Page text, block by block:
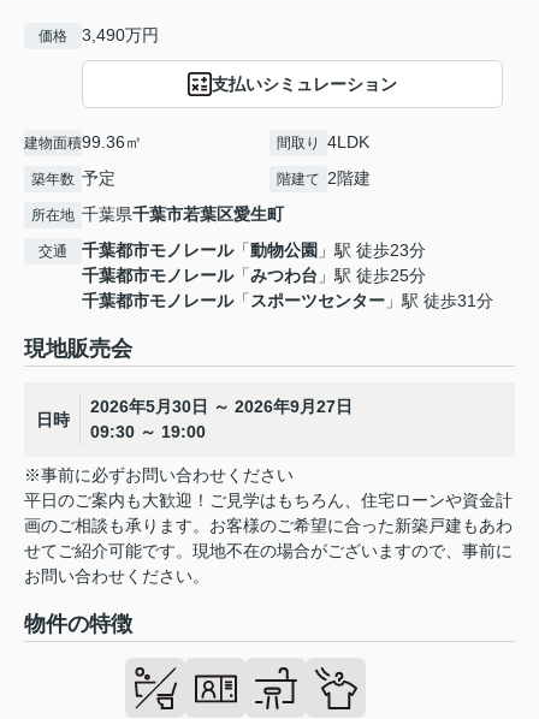
価格 3,490万円
支払いシミュレーション
建物面積99.36㎡ 間取り 4LDK
築年数 予定 階建て 2階建
所在地 千葉県千葉市若葉区愛生町
交通 千葉都市モノレール「動物公園 」駅 徒歩23分
千葉都市モノレール「みつわ台 」駅 徒歩25分
千葉都市モノレール「スポーツセンター 」駅 徒歩31分
現地販売会
日時
2026年5月30日 ～ 2026年9月27日
09:30 ～ 19:00
※事前に必ずお問い合わせください
平日のご案内も大歓迎！ご見学はもちろん、住宅ローンや資金計
画のご相談も承ります。お客様のご希望に合った新築戸建もあわ
せてご紹介可能です。現地不在の場合がございますので、事前に
お問い合わせください。
物件の特徴